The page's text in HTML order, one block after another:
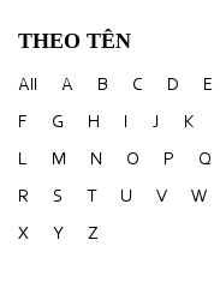
THEO TÊN
All A B C D E
F G H I J K
L M N O P Q
R S T U V W
X Y Z